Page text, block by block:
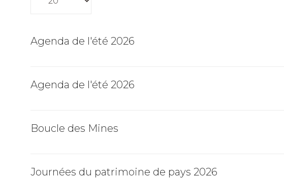
Agenda de l'été 2026
Agenda de l'été 2026
Boucle des Mines
Journées du patrimoine de pays 2026